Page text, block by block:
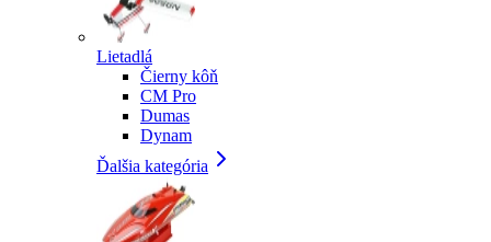
Lietadlá
Čierny kôň
CM Pro
Dumas
Dynam
Ďalšia kategória